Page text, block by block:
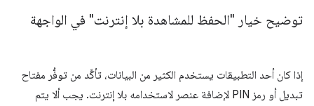
توضيح خيار "الحفظ للمشاهدة بلا إنترنت" في الواجهة
إذا كان أحد التطبيقات يستخدم الكثير من البيانات، تأكَّد من توفُّر مفتاح
تبديل أو رمز PIN لإضافة عنصر لاستخدامه بلا إنترنت. يجب ألا يتم